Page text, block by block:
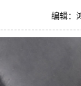
编辑：